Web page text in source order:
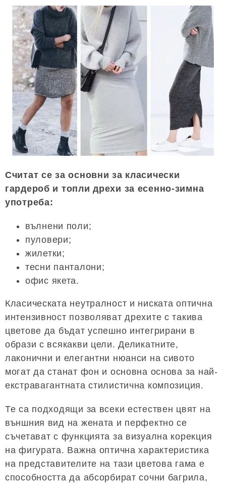
Считат се за основни за класически
гардероб и топли дрехи за есенно-зимна
употреба:
вълнени поли;
пуловери;
жилетки;
тесни панталони;
офис якета.
Класическата неутралност и ниската оптична
интензивност позволяват дрехите с такива
цветове да бъдат успешно интегрирани в
образи с всякакви цели. Деликатните,
лаконични и елегантни нюанси на сивото
могат да станат фон и основна основа за най-
екстравагантната стилистична композиция.
Те са подходящи за всеки естествен цвят на
външния вид на жената и перфектно се
съчетават с функцията за визуална корекция
на фигурата. Важна оптична характеристика
на представителите на тази цветова гама е
способността да абсорбират сочни багрила,